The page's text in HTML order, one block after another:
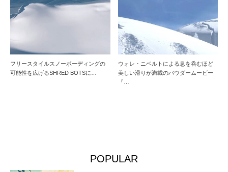
フリースタイルスノーボーディングの
可能性を広げるSHRED BOTSに…
ウォレ・ニベルトによる息を呑むほど
美しい滑りが満載のパウダームービー
『…
POPULAR